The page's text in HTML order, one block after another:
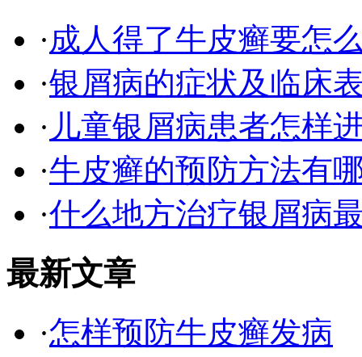
·成人得了牛皮癣要怎
·银屑病的症状及临床
· 儿童银屑病患者怎样
·牛皮癣的预防方法有
·什么地方治疗银屑病
最新文章
·怎样预防牛皮癣发病